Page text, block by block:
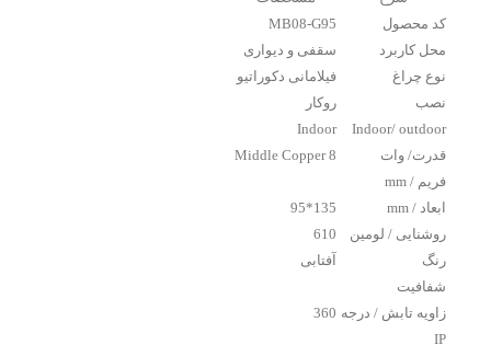
کد محصول
MB08-G95
محل کاربرد
سقفی و دیواری
نوع چراغ
فیلامانی دکوراتیو
نصب
روکار
Indoor/ outdoor
Indoor
قدرت/ وات
8 Middle Copper
فریم / mm
ابعاد / mm
135*95
روشنایی / لومین
610
رنگ
آفتابی
شفافیت
زاویه تابش / درجه 360
IP